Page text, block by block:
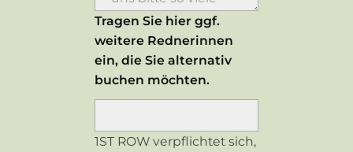
Tragen Sie hier ggf.
weitere Rednerinnen
ein, die Sie alternativ
buchen möchten.
1ST ROW verpflichtet sich,